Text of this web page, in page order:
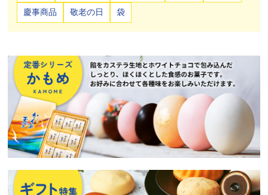
慶事商品 敬老の日 袋